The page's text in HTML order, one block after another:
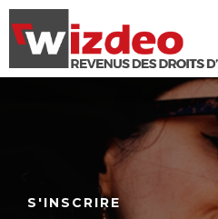
S'INSCRIRE
SIMULATEUR